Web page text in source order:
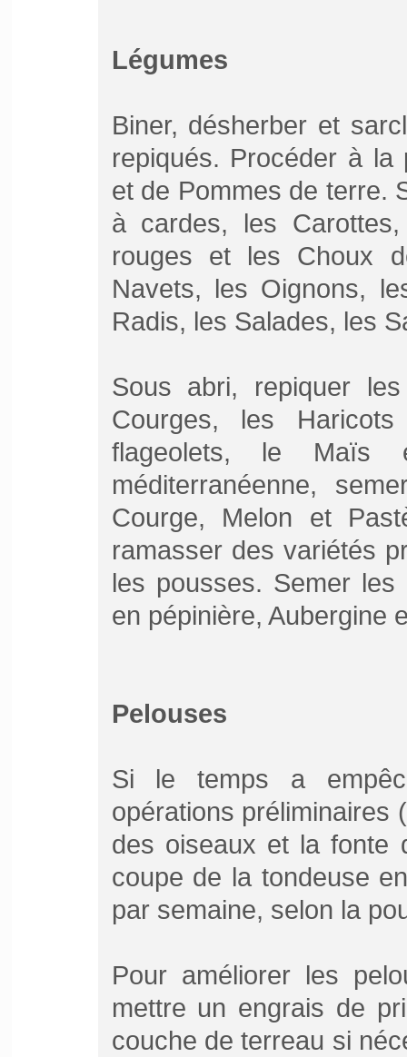
Légumes
Biner, désherber et
repiqués. Procéder à la
et de Pommes de terre.
à cardes, les
rouges et les Choux
Navets, les Oignons,
Radis, les Salades, les
Sous abri, repiquer
Courges, les
flageolets, le Maïs
méditerranéenne,
Courge, Melon et
ramasser des variétés
les pousses. Semer
en pépinière, Aubergine
Pelouses
Si le temps a
opérations préliminaires
des oiseaux et la fonte
coupe de la tondeuse
par semaine, selon la
Pour améliorer les
mettre un engrais de
couche de terreau si